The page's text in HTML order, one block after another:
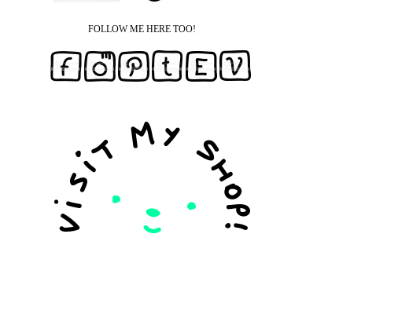
FOLLOW ME HERE TOO!